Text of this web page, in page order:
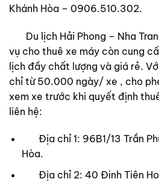
Khánh Hòa – 0906.510.302.
Du lịch Hải Phong – Nha
vụ cho thuê xe máy còn cung
lịch đầy chất lượng và giá rẻ.
chỉ từ 50.000 ngày/ xe , cho
xem xe trước khi quyết định
liên hệ:
Địa chỉ 1: 96B1/13 Trần
Hòa.
Địa chỉ 2: 40 Đinh Tiên